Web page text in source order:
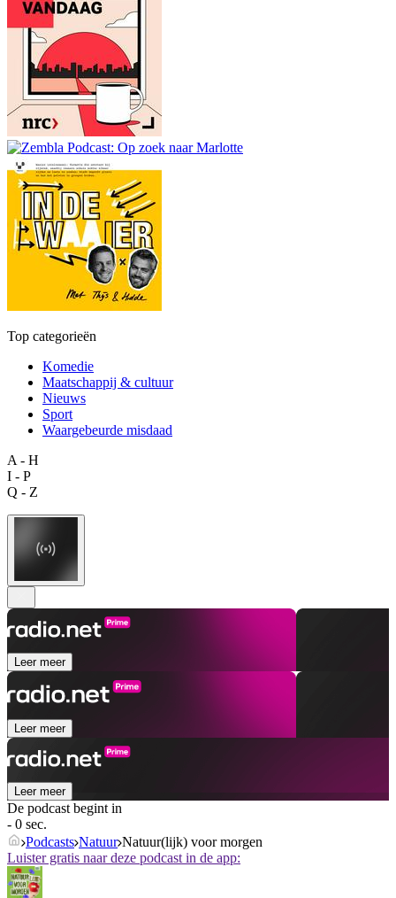
Top categorieën
Komedie
Maatschappij & cultuur
Nieuws
Sport
Waargebeurde misdaad
A - H
I - P
Q - Z
Leer meer
Leer meer
Leer meer
De podcast begint in
- 0 sec.
Podcasts Natuur Natuur(lijk) voor morgen
Luister gratis naar deze podcast in de app: